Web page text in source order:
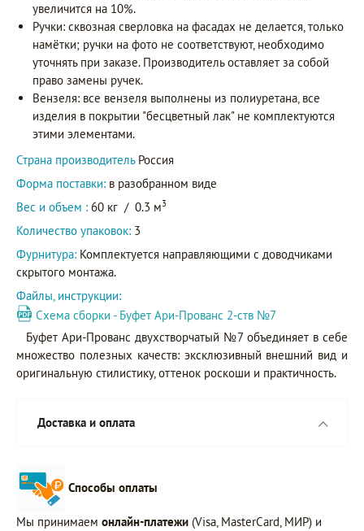
увеличится на 10%.
Ручки: сквозная сверловка на фасадах не делается, только
намётки; ручки на фото не соответствуют, необходимо
уточнять при заказе. Производитель оставляет за собой
право замены ручек.
Вензеля: все вензеля выполнены из полиуретана, все
изделия в покрытии "бесцветный лак" не комплектуются
этими элементами.
Страна производитель Россия
Форма поставки: в разобранном виде
Вес и объем : 60 кг / 0.3 м3
Количество упаковок: 3
Фурнитура: Комплектуется направляющими с доводчиками
скрытого монтажа.
Файлы, инструкции:
Схема сборки - Буфет Ари-Прованс 2-ств №7
Буфет Ари-Прованс двухстворчатый №7 объединяет в себе
множество полезных качеств: эксклюзивный внешний вид и
оригинальную стилистику, оттенок роскоши и практичность.
Доставка и оплата
Способы оплаты
Мы принимаем онлайн-платежи (Visa, MasterCard, МИР) и